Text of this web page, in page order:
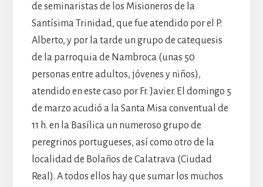
de seminaristas de los Misioneros de la
Santísima Trinidad, que fue atendido por el P.
Alberto, y por la tarde un grupo de catequesis
de la parroquia de Nambroca (unas 50
personas entre adultos, jóvenes y niños),
atendido en este caso por Fr. Javier. El domingo 5
de marzo acudió a la Santa Misa conventual de
11 h. en la Basílica un numeroso grupo de
peregrinos portugueses, así como otro de la
localidad de Bolaños de Calatrava (Ciudad
Real). A todos ellos hay que sumar los muchos